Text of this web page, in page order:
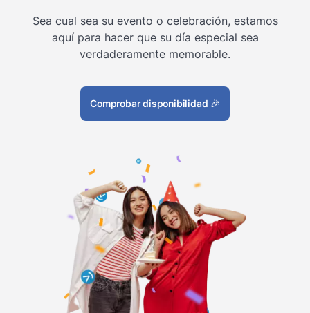
Sea cual sea su evento o celebración, estamos
aquí para hacer que su día especial sea
verdaderamente memorable.
Comprobar disponibilidad 🎉